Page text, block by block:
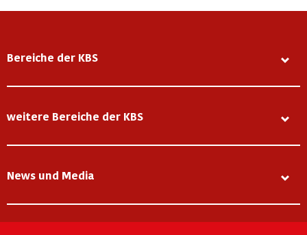
Bereiche der KBS
weitere Bereiche der KBS
News und Media